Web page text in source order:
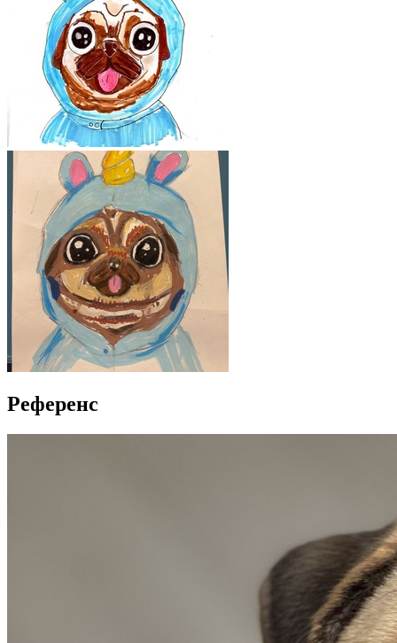
Референс